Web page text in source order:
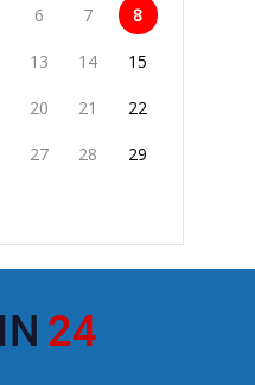
6 7 8
13 14 15
20 21 22
27 28 29